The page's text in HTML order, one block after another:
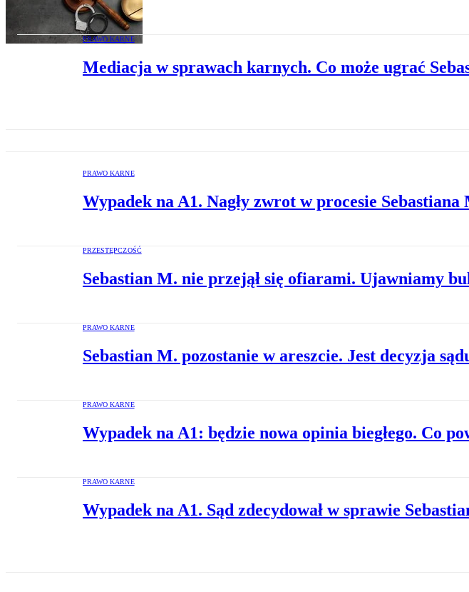
PRAWO KARNE
Mediacja w sprawach karnych. Co może ugrać
PRAWO KARNE
Wypadek na A1. Nagły zwrot w procesie Sebastiana
PRZESTĘPCZOŚĆ
Sebastian M. nie przejął się ofiarami. Ujawniamy
PRAWO KARNE
Sebastian M. pozostanie w areszcie. Jest decyzja
PRAWO KARNE
Wypadek na A1: będzie nowa opinia biegłego. Co
PRAWO KARNE
Wypadek na A1. Sąd zdecydował w sprawie